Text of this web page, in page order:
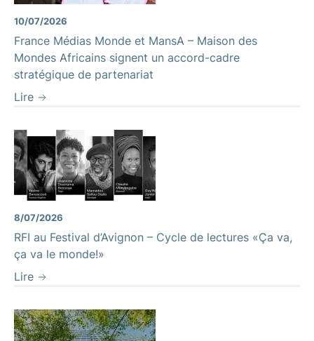
10/07/2026
France Médias Monde et MansA – Maison des
Mondes Africains signent un accord-cadre
stratégique de partenariat
Lire
8/07/2026
RFI au Festival d’Avignon – Cycle de lectures «Ça va,
ça va le monde!»
Lire